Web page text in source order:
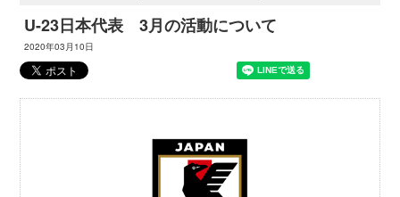
U-23日本代表 3月の活動について
2020年03月10日